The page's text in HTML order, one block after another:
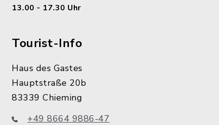
13.00 - 17.30 Uhr
Tourist-Info
Haus des Gastes
Hauptstraße 20b
83339 Chieming
+49 8664 9886-47